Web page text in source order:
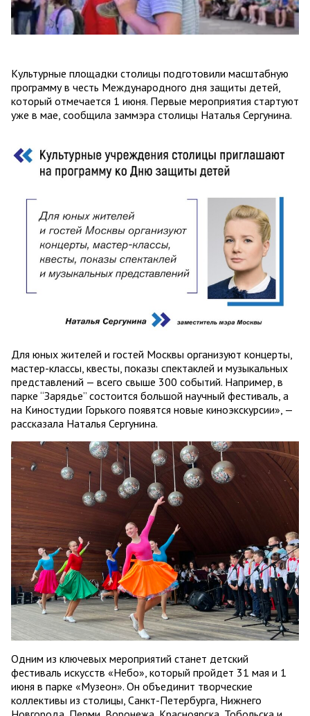
Культурные площадки столицы подготовили масштабную
программу в честь Международного дня защиты детей,
который отмечается 1 июня. Первые мероприятия стартуют
уже в мае, сообщила заммэра столицы Наталья Сергунина.
Для юных жителей и гостей Москвы организуют концерты,
мастер-классы, квесты, показы спектаклей и музыкальных
представлений — всего свыше 300 событий. Например, в
парке “Зарядье” состоится большой научный фестиваль, а
на Киностудии Горького появятся новые киноэкскурсии», —
рассказала Наталья Сергунина.
Одним из ключевых мероприятий станет детский
фестиваль искусств «Небо», который пройдет 31 мая и 1
июня в парке «Музеон». Он объединит творческие
коллективы из столицы, Санкт-Петербурга, Нижнего